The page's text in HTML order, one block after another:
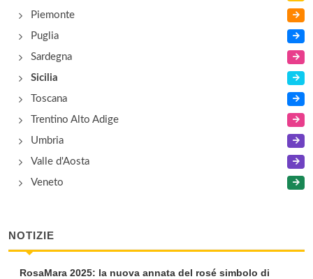
Piemonte
Puglia
Sardegna
Sicilia
Toscana
Trentino Alto Adige
Umbria
Valle d'Aosta
Veneto
NOTIZIE
RosaMara 2025: la nuova annata del rosé simbolo di